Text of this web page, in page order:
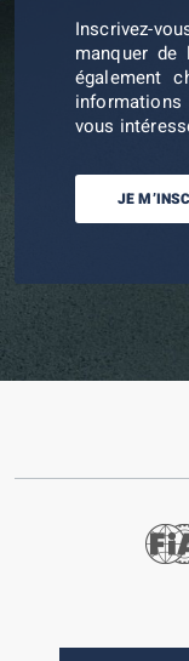
Inscrivez-
manquer de
également
vous
JE